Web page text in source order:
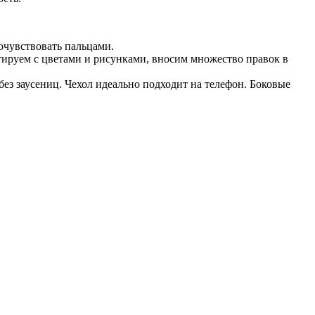
пальцами.
с цветами и рисунками, вносим множество правок в
заусениц. Чехол идеально подходит на телефон. Боковые